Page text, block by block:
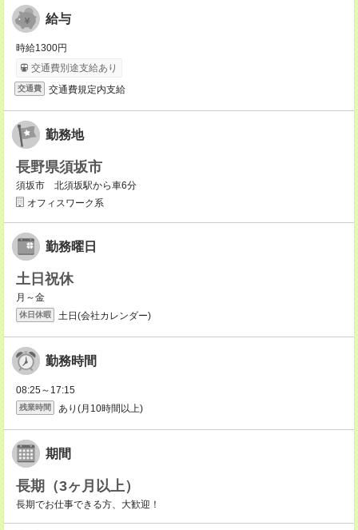
給与
時給1300円
交通費別途支給あり
交通費 交通費規定内支給
勤務地
長野県須坂市
須坂市 北須坂駅から車6分
オフィスワーク系
勤務曜日
土日祝休
月～金
休日休暇 土日(会社カレンダー)
勤務時間
08:25～17:15
残業時間 あり(月10時間以上)
期間
長期（3ヶ月以上）
長期でお仕事できる方、大歓迎！